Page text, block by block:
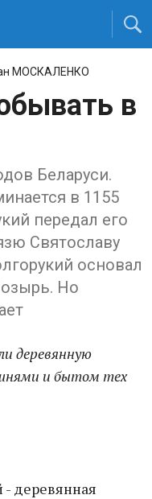
МОСКАЛЕНКО
в
Беларуси.
в 1155
передал его
Святославу
основал
Но
деревянную
и бытом тех
- деревянная